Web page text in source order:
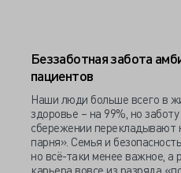
Беззаботная забота
пациентов
Наши люди больше всего в
здоровье – на 99%, но
сбережении перекладывают
парня». Семья и
но всё-таки менее важное, а